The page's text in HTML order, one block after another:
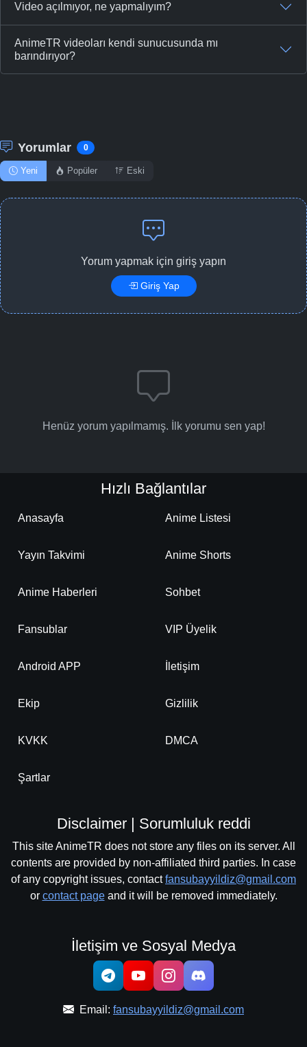
Video açılmıyor, ne yapmalıyım?
AnimeTR videoları kendi sunucusunda mı
barındırıyor?
Yorumlar 0
Yeni Popüler Eski
Yorum yapmak için giriş yapın
Giriş Yap
Henüz yorum yapılmamış. İlk yorumu sen yap!
Hızlı Bağlantılar
Anasayfa Anime Listesi
Yayın Takvimi Anime Shorts
Anime Haberleri Sohbet
Fansublar VIP Üyelik
Android APP İletişim
Ekip Gizlilik
KVKK DMCA
Şartlar
Disclaimer | Sorumluluk reddi
This site AnimeTR does not store any files on its server. All
contents are provided by non-affiliated third parties. In case
of any copyright issues, contactfansubayyildiz@gmail.com
or contact pageand it will be removed immediately.
İletişim ve Sosyal Medya
Email: fansubayyildiz@gmail.com